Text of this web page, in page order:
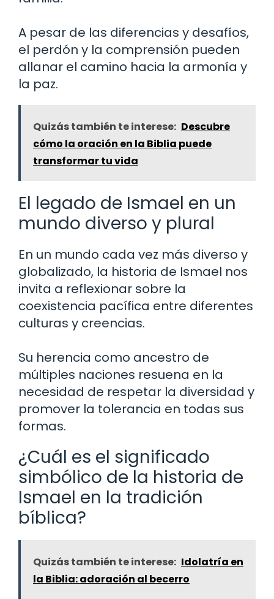
A pesar de las diferencias y desafíos,
el perdón y la comprensión pueden
allanar el camino hacia la armonía y
la paz.
Quizás también te interese: Descubre
cómo la oración en la Biblia puede
transformar tu vida
El legado de Ismael en un
mundo diverso y plural
En un mundo cada vez más diverso y
globalizado, la historia de Ismael nos
invita a reflexionar sobre la
coexistencia pacífica entre diferentes
culturas y creencias.
Su herencia como ancestro de
múltiples naciones resuena en la
necesidad de respetar la diversidad y
promover la tolerancia en todas sus
formas.
¿Cuál es el significado
simbólico de la historia de
Ismael en la tradición
bíblica?
Quizás también te interese: Idolatría en
la Biblia: adoración al becerro